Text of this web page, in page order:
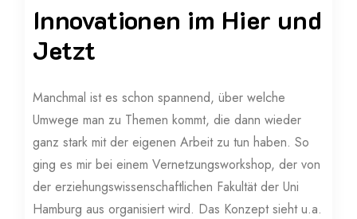
Innovationen im Hier und
Jetzt
Manchmal ist es schon spannend, über welche
Umwege man zu Themen kommt, die dann wieder
ganz stark mit der eigenen Arbeit zu tun haben. So
ging es mir bei einem Vernetzungsworkshop, der von
der erziehungswissenschaftlichen Fakultät der Uni
Hamburg aus organisiert wird. Das Konzept sieht u.a.